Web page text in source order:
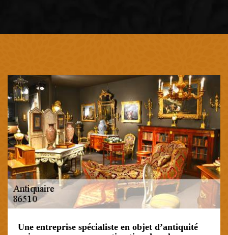
Une entreprise spécialiste en objet d’antiquité